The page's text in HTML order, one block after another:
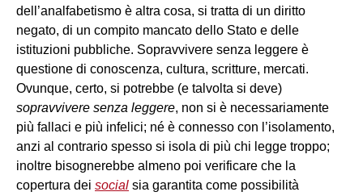
dell’analfabetismo è altra cosa, si tratta di un diritto
negato, di un compito mancato dello Stato e delle
istituzioni pubbliche. Sopravvivere senza leggere è
questione di conoscenza, cultura, scritture, mercati.
Ovunque, certo, si potrebbe (e talvolta si deve)
sopravvivere senza leggere, non si è necessariamente
più fallaci e più infelici; né è connesso con l’isolamento,
anzi al contrario spesso si isola di più chi legge troppo;
inoltre bisognerebbe almeno poi verificare che la
copertura dei social sia garantita come possibilità